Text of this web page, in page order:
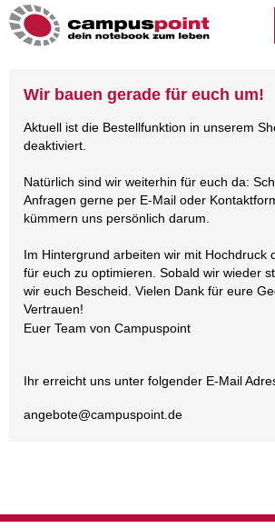
Wir bauen gerade für euch um!
Aktuell ist die Bestellfunktion in unserem
deaktiviert.
Natürlich sind wir weiterhin für euch da:
Anfragen gerne per E-Mail oder
kümmern uns persönlich darum.
Im Hintergrund arbeiten wir mit Hochdruck
für euch zu optimieren. Sobald wir wieder
wir euch Bescheid. Vielen Dank für eure
Vertrauen!
Euer Team von Campuspoint
Ihr erreicht uns unter folgender E-Mail
angebote@campuspoint.de